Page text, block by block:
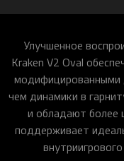
Улучшенное
Kraken V2 Oval
модифицированными
чем динамики в
и обладают более
поддерживает